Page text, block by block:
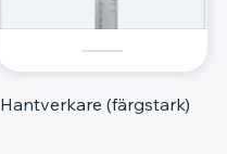
Hantverkare (färgstark)